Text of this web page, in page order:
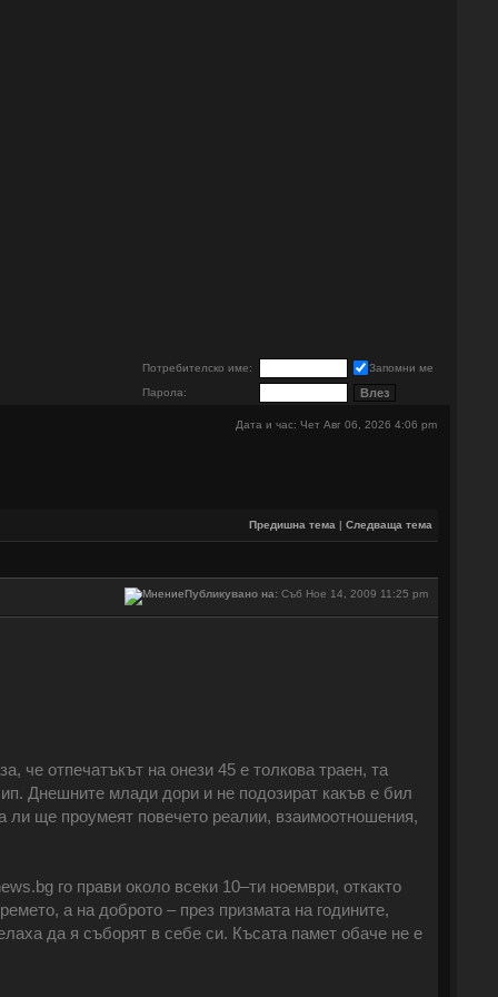
Потребителско име:
Запомни ме
Парола:
Дата и час: Чет Авг 06, 2026 4:06 pm
Предишна тема | Следваща тема
Публикувано на:Съб Ное 14, 2009 11:25 pm
че отпечатъкът на онези 45 е толкова траен, та
Днешните млади дори и не подозират какъв е бил
ще проумеят повечето реалии, взаимоотношения,
го прави около всеки 10‒ти ноември, откакто
а на доброто ‒ през призмата на годините,
да я съборят в себе си. Късата памет обаче не е